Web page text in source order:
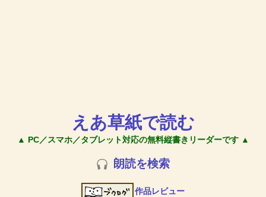
えあ草紙で読む
▲ PC／スマホ／タブレット対応の無料縦書きリーダーです ▲
朗読を検索
作品レビュー